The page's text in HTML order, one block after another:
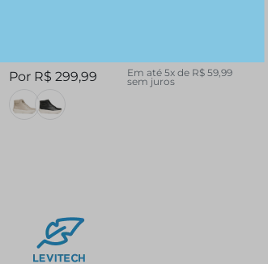
R$ 299,99 Em até 5x de R$ 59 99
sem juros